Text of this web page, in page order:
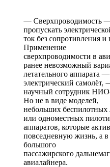
— Сверхпроводимость —
пропускать
ток без сопротивления и
Применение
сверхпроводимости в
ранее невозможный
летательного аппарата
электрический самолёт,
научный сотрудник
Но не в виде моделей,
небольших беспилотных
или одноместных
аппаратов, которые
повседневную жизнь, а в
большого
пассажирского
авиалайнера.